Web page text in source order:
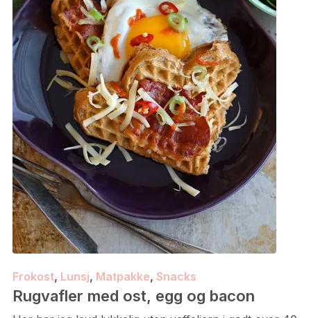
Frokost, Lunsj, Matpakke, Snacks
Rugvafler med ost, egg og bacon